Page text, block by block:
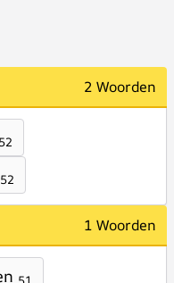
2 Woorden
52
52
1 Woorden